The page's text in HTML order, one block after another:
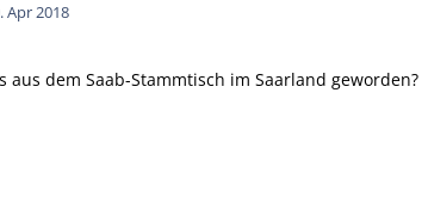
Apr 2018
aus dem Saab-Stammtisch im Saarland geworden?